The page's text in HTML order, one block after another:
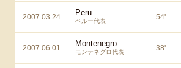
2007.03.24 Peru
ペルー代表 54'
2007.06.01 Montenegro
モンテネグロ代表 38'